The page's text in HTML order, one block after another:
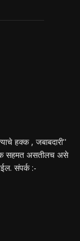
हक्क , जबाबदारी''
सहमत असतीलच असे
संपर्क :-